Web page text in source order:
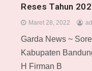
Reses Tahun
Maret 28, 2022
Garda News ~
Kabupaten
H Firman B